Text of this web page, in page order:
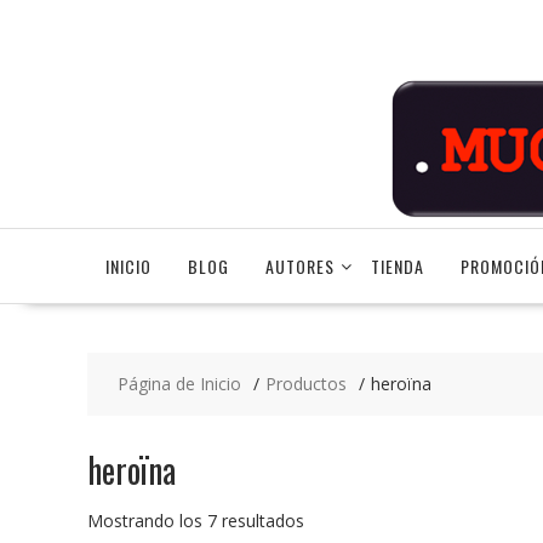
INICIO BLOG AUTORES TIENDA
Página de Inicio Productos heroïna
heroïna
Mostrando los 7 resultados